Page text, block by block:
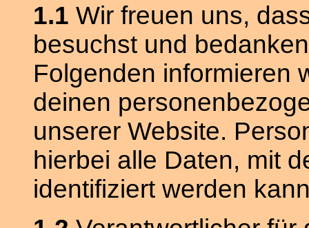
1.1 Wir freuen uns,
besuchst und
Folgenden informieren
deinen
unserer Website.
hierbei alle Daten, mit
identifiziert werden